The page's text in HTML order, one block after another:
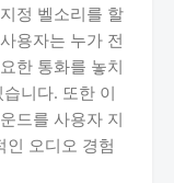
정 벨소리를 할
용자는 누가 전
한 통화를 놓치
니다. 또한 이
드를 사용자 지
인 오디오 경험